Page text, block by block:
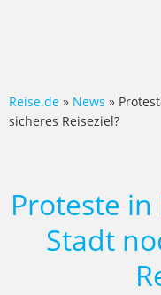
Reise.de » News »
sicheres Reiseziel?
Proteste
Stadt